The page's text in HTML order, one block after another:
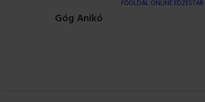
Góg Anikó
FŐOLDAL ONLINE EDZÉSTÁR